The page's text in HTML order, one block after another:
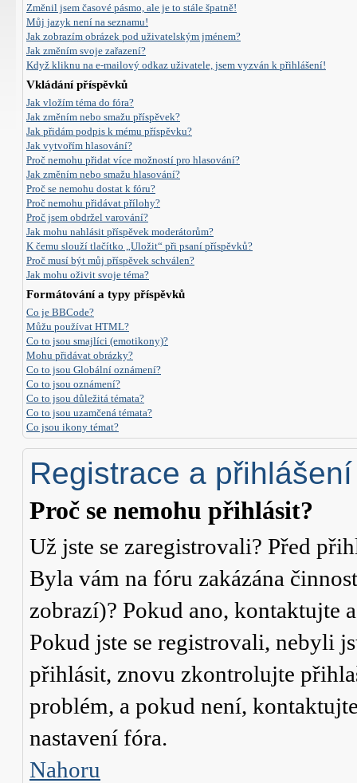
Změnil jsem časové pásmo, ale je to stále špatně!
Můj jazyk není na seznamu!
Jak zobrazím obrázek pod uživatelským jménem?
Jak změním svoje zařazení?
Když kliknu na e-mailový odkaz uživatele, jsem vyzván k přihlášení!
Vkládání příspěvků
Jak vložím téma do fóra?
Jak změním nebo smažu příspěvek?
Jak přidám podpis k mému příspěvku?
Jak vytvořím hlasování?
Proč nemohu přidat více možností pro hlasování?
Jak změním nebo smažu hlasování?
Proč se nemohu dostat k fóru?
Proč nemohu přidávat přílohy?
Proč jsem obdržel varování?
Jak mohu nahlásit příspěvek moderátorům?
K čemu slouží tlačítko „Uložit“ při psaní příspěvků?
Proč musí být můj příspěvek schválen?
Jak mohu oživit svoje téma?
Formátování a typy příspěvků
Co je BBCode?
Můžu používat HTML?
Co to jsou smajlíci (emotikony)?
Mohu přidávat obrázky?
Co to jsou Globální oznámení?
Co to jsou oznámení?
Co to jsou důležitá témata?
Co to jsou uzamčená témata?
Co jsou ikony témat?
Registrace a přihlášení
Proč se nemohu přihlásit?
Už jste se zaregistrovali? Před
Byla vám na fóru zakázána
zobrazí)? Pokud ano, kontaktujte
Pokud jste se registrovali, nebyli
přihlásit, znovu zkontrolujte
problém, a pokud není,
nastavení fóra.
Nahoru